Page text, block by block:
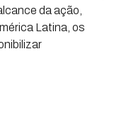
da ação,
Latina, os